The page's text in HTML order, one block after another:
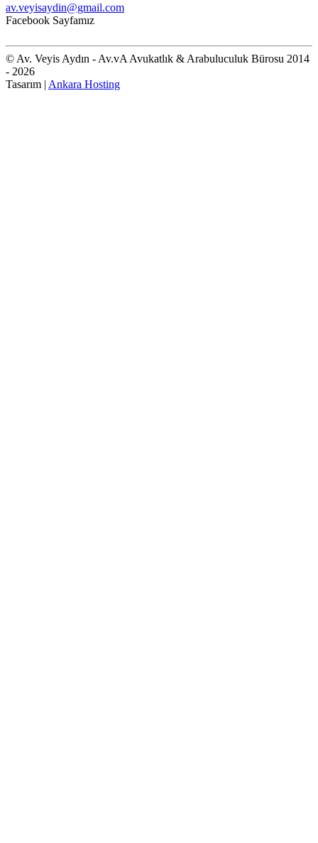
av.veyisaydin@gmail.com
Facebook Sayfamız
© Av. Veyis Aydın - Av.vA Avukatlık & Arabuluculuk Bürosu 2014
- 2026
Tasarım | Ankara Hosting